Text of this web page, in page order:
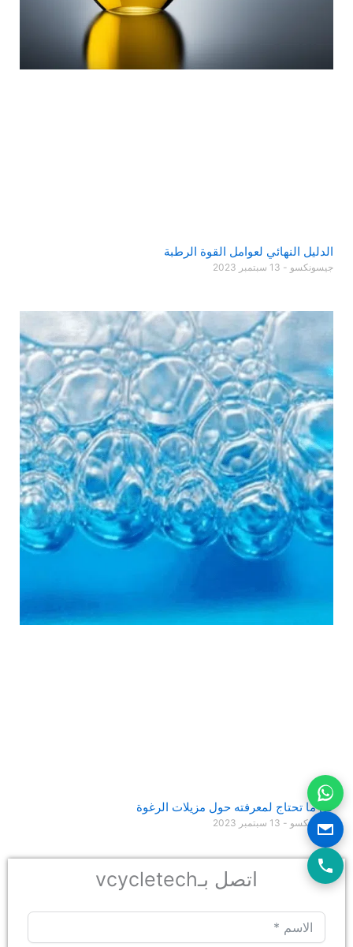
الدليل النهائي لعوامل القوة الرطبة
جيسونكسو
كل ما تحتاج لمعرفته حول مزيلات الرغوة
جيسونكسو
اتصل بـvcycletech